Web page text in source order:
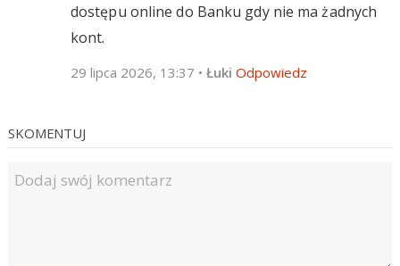
dostępu online do Banku gdy nie ma żadnych
kont.
29 lipca 2026, 13:37 • Łuki Odpowiedz
SKOMENTUJ